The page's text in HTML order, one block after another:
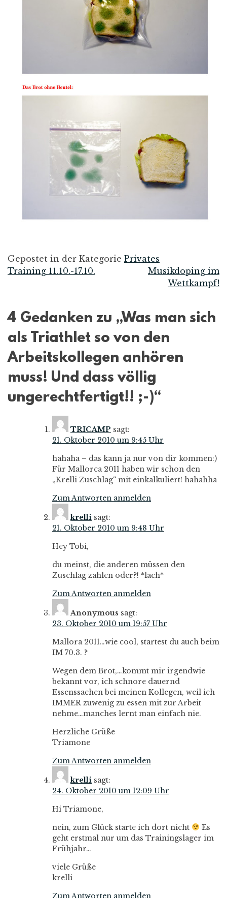
Gepostet in der Kategorie Privates
Training 11.10.-17.10.
Musikdoping im
Wettkampf!
4 Gedanken zu „Was man sich
als Triathlet so von den
Arbeitskollegen anhören
muss! Und dass völlig
ungerechtfertigt!! ;-)“
TRICAMP sagt:
21. Oktober 2010 um 9:45 Uhr
hahaha – das kann ja nur von dir kommen:)
Für Mallorca 2011 haben wir schon den
„Krelli Zuschlag“ mit einkalkuliert! hahahha
Zum Antworten anmelden
krelli sagt:
21. Oktober 2010 um 9:48 Uhr
Hey Tobi,
du meinst, die anderen müssen den
Zuschlag zahlen oder?! *lach*
Zum Antworten anmelden
Anonymous sagt:
23. Oktober 2010 um 19:57 Uhr
Mallora 2011…wie cool, startest du auch beim
IM 70.3. ?
Wegen dem Brot,…kommt mir irgendwie
bekannt vor, ich schnore dauernd
Essenssachen bei meinen Kollegen, weil ich
IMMER zuwenig zu essen mit zur Arbeit
nehme…manches lernt man einfach nie.
Herzliche Grüße
Triamone
Zum Antworten anmelden
krelli sagt:
24. Oktober 2010 um 12:09 Uhr
Hi Triamone,
nein, zum Glück starte ich dort nicht
Es
geht erstmal nur um das Trainingslager im
Frühjahr…
viele Grüße
krelli
Zum Antworten anmelden